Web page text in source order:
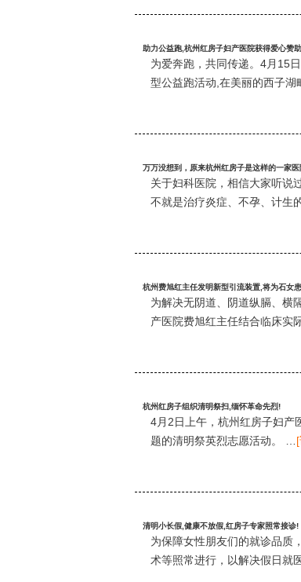
助力公益跑,杭州红房子妇产医院获得爱心赞
为爱奔跑，共同传递。4月15
型公益跑活动,在美丽的西子湖
万万没想到，原来杭州红房子是这样的一家医
关于妇科医院，相信大家听说
不就是治疗炎症、不孕、计生
杭州费旭红主任发明新型引流装置,将为石女
为解决无阴道、阴道纵膈、横
产医院费旭红主任结合临床实
杭州红房子组织清明祭扫,缅怀革命先烈!
4月2日上午，杭州红房子妇产
题的清明祭英烈志愿活动。 …
清明小长假,健康不放假,红房子专家照常接诊!
为保障女性朋友们的就诊品质
术等照常进行，以解决假日就